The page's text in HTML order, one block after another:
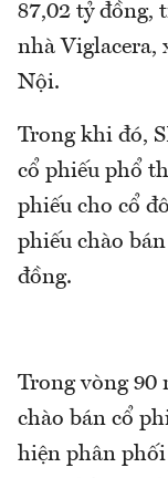
87,02 tỷ đồng,
nhà Viglacera,
Nội.
Trong khi đó,
cổ phiếu phổ
phiếu cho cổ
phiếu chào
đồng.
Trong vòng 90
chào bán cổ
hiện phân